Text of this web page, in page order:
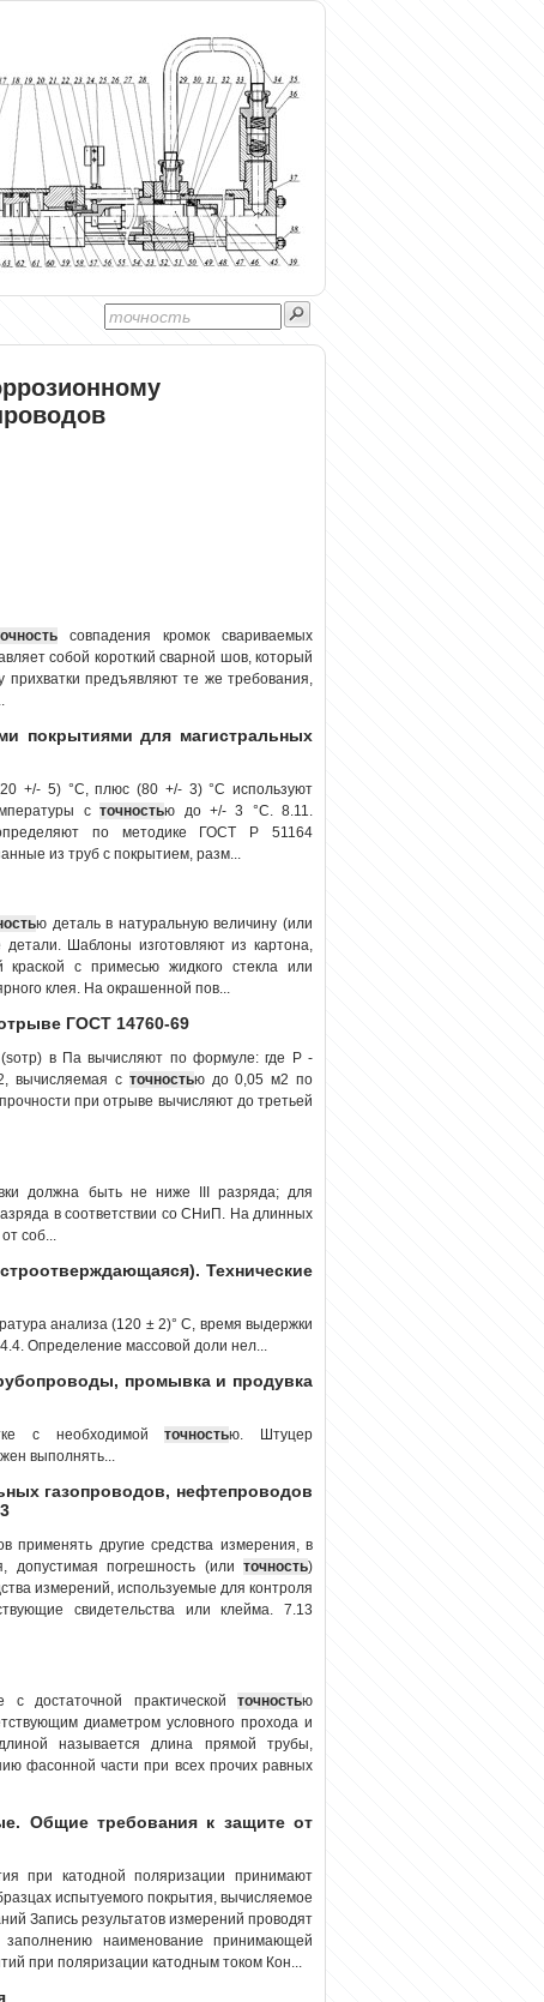
совпадения кромок свариваемых
собой короткий сварной шов, который
прихватки предъявляют те же требования,
покрытиями для магистральных
+/- 5) °C, плюс (80 +/- 3) °C используют
сточностью до +/- 3 °C. 8.11.
по методике ГОСТ Р 51164
из труб с покрытием, разм...
ю деталь в натуральную величину (или
детали. Шаблоны изготовляют из картона,
с примесью жидкого стекла или
клея. На окрашенной пов...
ГОСТ 14760-69
в Па вычисляют по формуле: где Р -
вычисляемая с точностью до 0,05 м2 по
при отрыве вычисляют до третьей
должна быть не ниже III разряда; для
в соответствии со СНиП. На длинных
соб...
Технические
анализа (120 ± 2)° С, время выдержки
Определение массовой доли нел...
промывка и продувка
с необходимойточностью. Штуцер
выполнять...
газопроводов, нефтепроводов
применять другие средства измерения, в
допустимая погрешность (или точность)
измерений, используемые для контроля
свидетельства или клейма. 7.13
достаточной практической точностью
диаметром условного прохода и
называется длина прямой трубы,
фасонной части при всех прочих равных
Общие требования к защите от
при катодной поляризации принимают
испытуемого покрытия, вычисляемое
Запись результатов измерений проводят
наименование принимающей
при поляризации катодным током Кон...